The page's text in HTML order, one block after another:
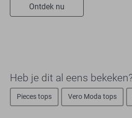
Ontdek nu
Heb je dit al eens
Pieces tops Vero Moda tops